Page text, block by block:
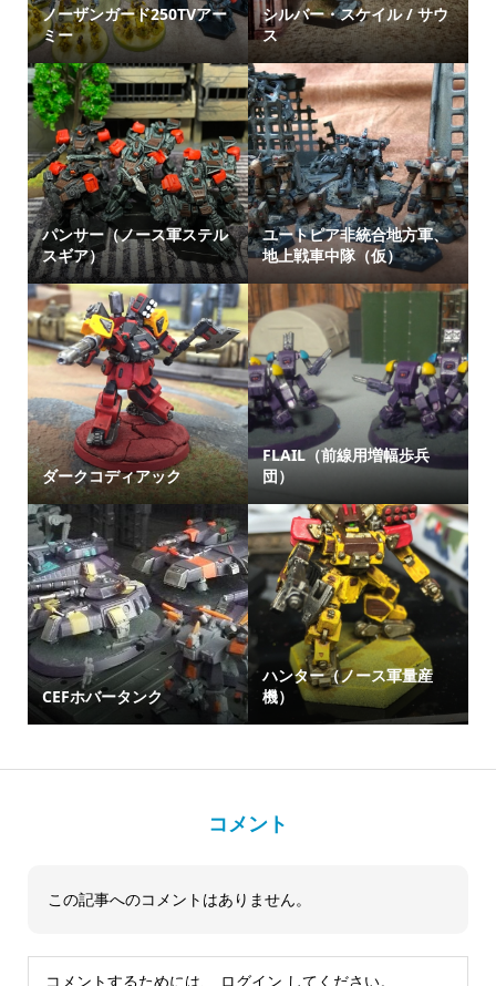
ノーザンガード250TVアー
ミー
シルバー・スケイル / サウ
ス
パンサー（ノース軍ステル
スギア）
ユートピア非統合地方軍、
地上戦車中隊（仮）
ダークコディアック
FLAIL（前線用増幅歩兵
団）
CEFホバータンク
ハンター（ノース軍量産
機）
コメント
この記事へのコメントはありません。
コメントするためには、 ログイン してください。